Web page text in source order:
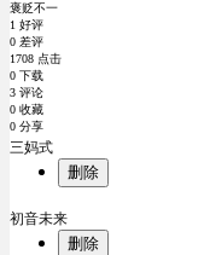
褒贬不一
1 好评
0 差评
1708 点击
0 下载
3 评论
0 收藏
0 分享
三妈式
删除
初音未来
删除